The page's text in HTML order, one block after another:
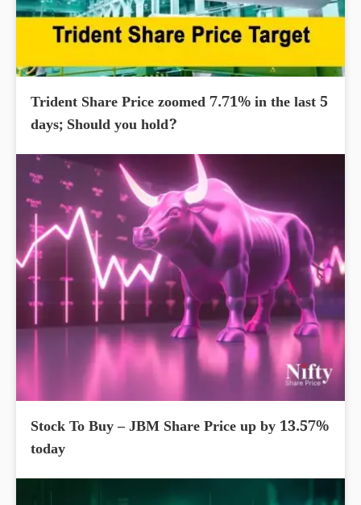
Trident Share Price zoomed 7.71% in the last 5
days; Should you hold?
Stock To Buy – JBM Share Price up by 13.57%
today